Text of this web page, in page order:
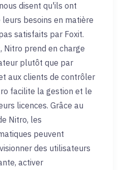
disent qu'ils ont
besoins en matière
satisfaits par Foxit.
Nitro prend en charge
plutôt que par
aux clients de contrôler
facilite la gestion et le
licences. Grâce au
Nitro, les
peuvent
des utilisateurs
activer